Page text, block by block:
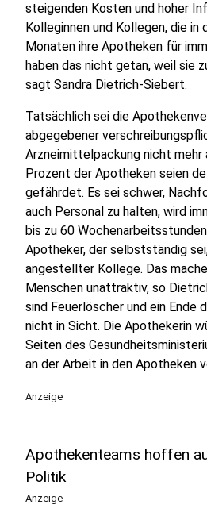
steigenden Kosten und hoher
Kolleginnen und Kollegen, die in
Monaten ihre Apotheken für
haben das nicht getan, weil sie
sagt Sandra Dietrich-Siebert.
Tatsächlich sei die
abgegebener
Arzneimittelpackung nicht mehr
Prozent der Apotheken seien
gefährdet. Es sei schwer,
auch Personal zu halten, wird
bis zu 60
Apotheker, der selbstständig
angestellter Kollege. Das
Menschen unattraktiv, so
sind Feuerlöscher und ein Ende
nicht in Sicht. Die Apothekerin
Seiten des
an der Arbeit in den Apotheken
Anzeige
Apothekenteams hoffen
Politik
Anzeige